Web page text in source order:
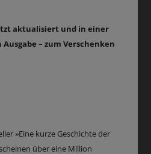
aktualisiert und in einer
– zum Verschenken
»Eine kurze Geschichte der
über eine Million